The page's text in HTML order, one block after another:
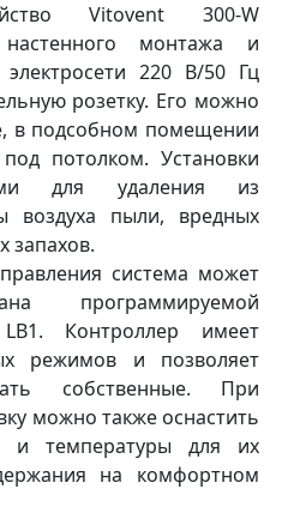
Vitovent 300-W
монтажа и
220 В/50 Гц
розетку. Его можно
в подсобном помещении
потолком. Установки
для удаления из
воздуха пыли, вредных
запахов.
система может
программируемой
Контроллер имеет
режимов и позволяет
собственные. При
можно также оснастить
и температуры для их
на комфортном